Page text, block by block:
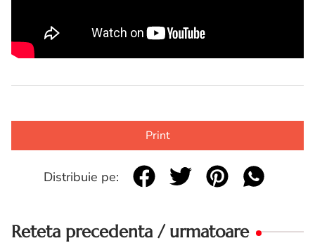
Print
Distribuie pe:
Reteta precedenta / urmatoare